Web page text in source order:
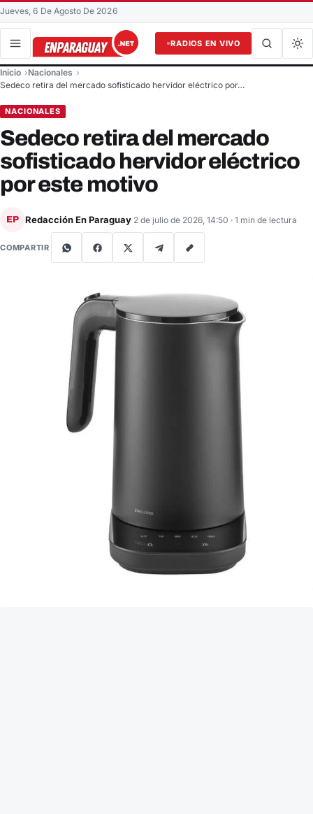
Jueves, 6 De Agosto De 2026
RADIOS EN VIVO
Buscar en el sitio
Inicio
Nacionales
Sedeco retira del mercado sofisticado hervidor eléctrico por…
NACIONALES
Sedeco retira del mercado
sofisticado hervidor eléctrico
por este motivo
EP Redacción En Paraguay 2 de julio de 2026, 14:50 · 1 min de lectura
COMPARTIR